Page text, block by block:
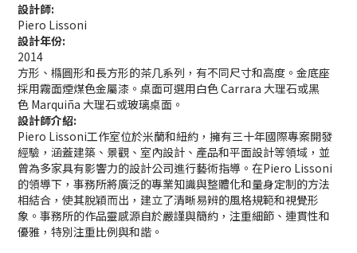
設計師:
Piero Lissoni
設計年份:
2014
方形、橢圓形和長方形的茶几系列，有不同尺寸和高度。金底座
採用霧面煙煤色金屬漆。 桌面可選用白色Carrara 大理石或黑
色 Marquiña 大理石或玻璃桌面。
設計師介紹:
Piero Lissoni工作室位於米蘭和紐約，擁有三十年國際專案開發
經驗，涵蓋建築、景觀、室內設計、產品和平面設計等領域，並
曾為多家具有影響力的設計公司進行藝術指導。在Piero Lissoni
的領導下，事務所將廣泛的專業知識與整體化和量身定制的方法
相結合，使其脫穎而出，建立了清晰易辨的風格規範和視覺形
象。事務所的作品靈感源自於嚴謹與簡約，注重細節、連貫性和
優雅，特別注重比例與和諧。